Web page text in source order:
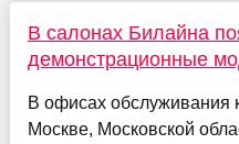
В салонах Билайна
демонстрационные
В офисах обслуживания
Москве, Московской